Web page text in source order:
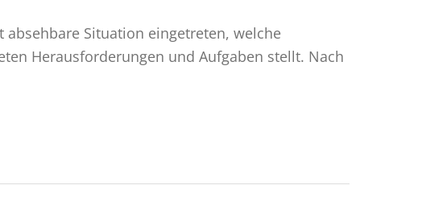
Situation eingetreten, welche
Herausforderungen und Aufgaben stellt. Nach